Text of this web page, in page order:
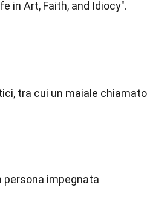
in Art, Faith, and Idiocy".
tra cui un maiale chiamato
persona impegnata